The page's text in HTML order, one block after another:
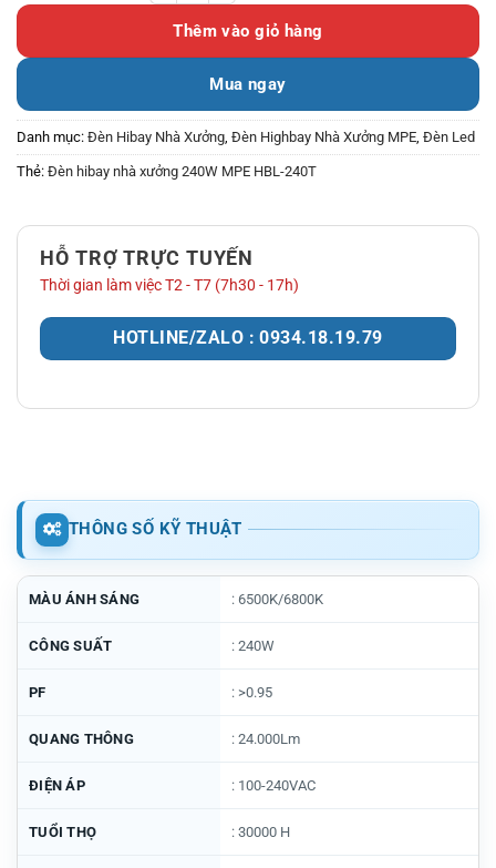
Thêm vào giỏ hàng
Mua ngay
Danh mục: Đèn Hibay Nhà Xưởng, Đèn Highbay Nhà Xưởng MPE, Đèn Led
Thẻ: Đèn hibay nhà xưởng 240W MPE HBL-240T
HỖ TRỢ TRỰC TUYẾN
Thời gian làm việc T2 - T7 (7h30 - 17h)
HOTLINE/ZALO : 0934.18.19.79
THÔNG SỐ KỸ THUẬT
MÀU ÁNH SÁNG : 6500K/6800K
CÔNG SUẤT : 240W
PF : >0.95
QUANG THÔNG : 24.000Lm
ĐIỆN ÁP : 100-240VAC
TUỔI THỌ : 30000 H